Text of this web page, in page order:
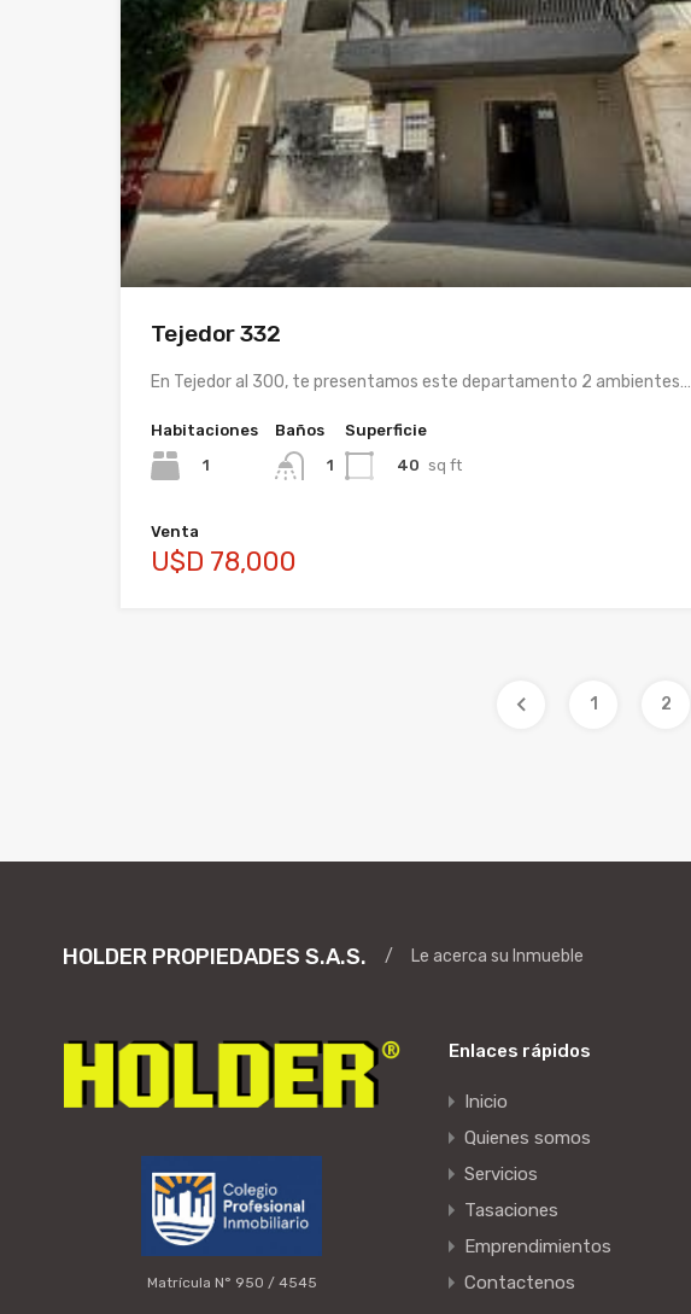
Tejedor 332
En Tejedor al 300, te presentamos este departamento 2 ambientes…
Habitaciones
1
Baños
1
Superficie
40 sq ft
Venta
U$D 78,000
1 2
HOLDER PROPIEDADES S.A.S. / Le acerca su Inmueble
Matrícula N° 950 / 4545
Enlaces rápidos
Inicio
Quienes somos
Servicios
Tasaciones
Emprendimientos
Contactenos